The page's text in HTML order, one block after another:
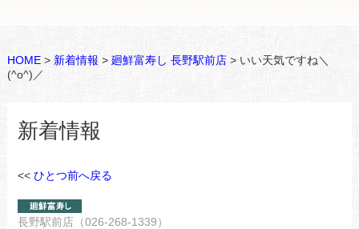
HOME> 新着情報 > 廻鮮富寿し 長野駅前店> いい天気ですね＼
(^o^)／
新着情報
<< ひとつ前へ戻る
長野駅前店（026-268-1339）